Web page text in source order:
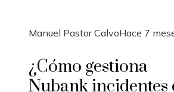
Manuel Pastor CalvoHace 7
¿Cómo gestiona
Nubank incidentes